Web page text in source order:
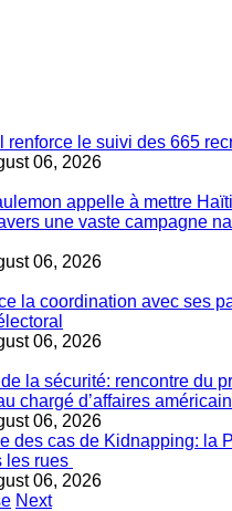
renforce le suivi des 665
06, 2026
appelle à mettre
une vaste campagne
06, 2026
la coordination avec ses
06, 2026
la sécurité: rencontre du
chargé d’affaires
06, 2026
des cas de Kidnapping: la
les rues
06, 2026
Next